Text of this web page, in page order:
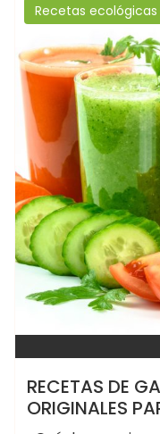
Recetas ecológicas
RECETAS DE
ORIGINALES